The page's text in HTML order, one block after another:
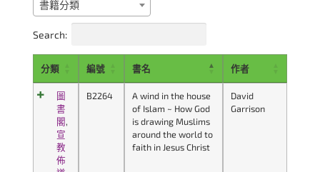
書籍分類
Search:
分類 編號 書名 作者
圖
書
閣,
宣
教
佈
B2264
A wind in the house
of Islam ~ How God
is drawing Muslims
around the world to
faith in Jesus Christ
David
Garrison